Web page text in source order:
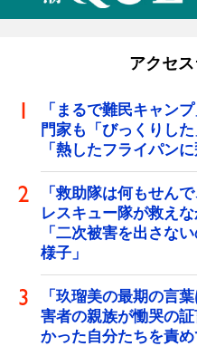
アクセ
「まるで難民キャン
門家も「びっくりし
「熱したフライパン
「救助隊は何もせん
レスキュー隊が救え
「二次被害を出さな
様子」
「玖瑠美の最期の
害者の親族が慟哭の
かった自分たちを責